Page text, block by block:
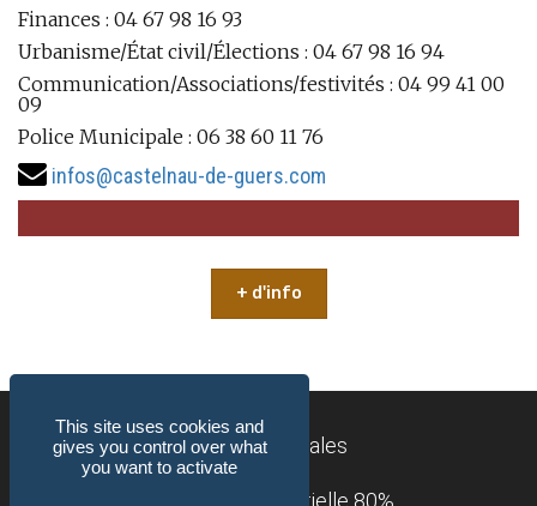
Finances : 04 67 98 16 93
Urbanisme/État civil/Élections : 04 67 98 16 94
Communication/Associations/festivités : 04 99 41 00
09
Police Municipale : 06 38 60 11 76
infos@castelnau-de-guers.com
+ d'info
Mentions légales
Accessibilité : partielle 80%
This site uses cookies and
gives you control over what
you want to activate